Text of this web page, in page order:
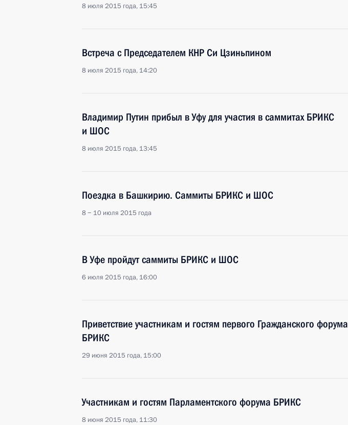
8 июля 2015 года, 15:45
Встреча с Председателем КНР Си Цзиньпином
8 июля 2015 года, 14:20
Владимир Путин прибыл в Уфу для участия в саммитах БРИКС
и ШОС
8 июля 2015 года, 13:45
Поездка в Башкирию. Саммиты БРИКС и ШОС
8 − 10 июля 2015 года
В Уфе пройдут саммиты БРИКС и ШОС
6 июля 2015 года, 16:00
Приветствие участникам и гостям первого Гражданского форума
БРИКС
29 июня 2015 года, 15:00
Участникам и гостям Парламентского форума БРИКС
8 июня 2015 года, 11:30